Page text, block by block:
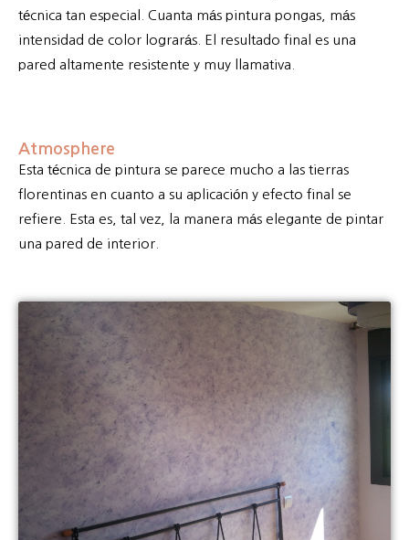
técnica tan especial. Cuanta más pintura pongas, más
intensidad de color lograrás. El resultado final es una
pared altamente resistente y muy llamativa.
Atmosphere
Esta técnica de pintura se parece mucho a las tierras
florentinas en cuanto a su aplicación y efecto final se
refiere. Esta es, tal vez, la manera más elegante de pintar
una pared de interior.